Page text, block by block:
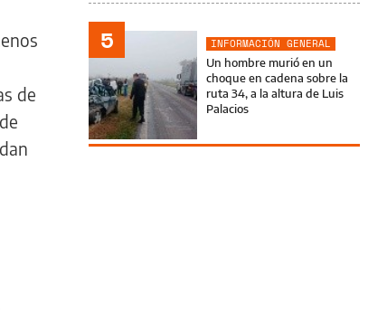
de
5
INFORMACIÓN GENERAL
Un hombre murió en un
choque en cadena sobre la
ruta 34, a la altura de Luis
Palacios